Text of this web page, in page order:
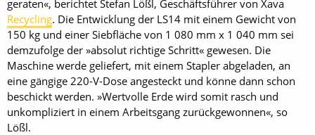
geraten«, berichtet Stefan Lößl, Geschäftsführer von Xava
Recycling. Die Entwicklung der LS14 mit einem Gewicht von
150 kg und einer Siebfläche von 1 080 mm x 1 040 mm sei
demzufolge der »absolut richtige Schritt« gewesen. Die
Maschine werde geliefert, mit einem Stapler abgeladen, an
eine gängige 220-V-Dose angesteckt und könne dann schon
beschickt werden. »Wertvolle Erde wird somit rasch und
unkompliziert in einem Arbeitsgang zurückgewonnen«, so
Lößl.